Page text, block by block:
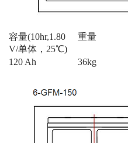
容量(10hr,1.80
V/单体，25℃)
重量
120 Ah 36kg